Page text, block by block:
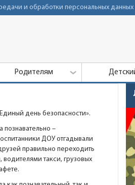
и обработки персональных данных
Родителям
день безопасности».
познавательно –
ДОУ отгадывали
правильно переходить
такси, грузовых